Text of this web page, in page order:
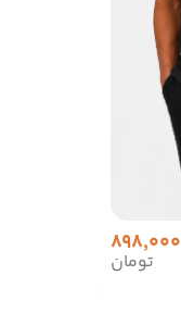
898,000
تومان